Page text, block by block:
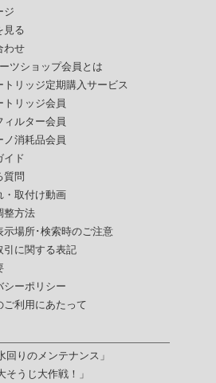
ジ
見る
わせ
ツショップ会員とは
トリッジ定期購入サービス
トリッジ会員
ィルター会員
ノ消耗品会員
イド
質問
・取付け動画
整方法
示場所･検索時のご注意
引に関する表記
シーポリシー
ご利用にあたって
回りのメンテナンス」
そうじ大作戦！」